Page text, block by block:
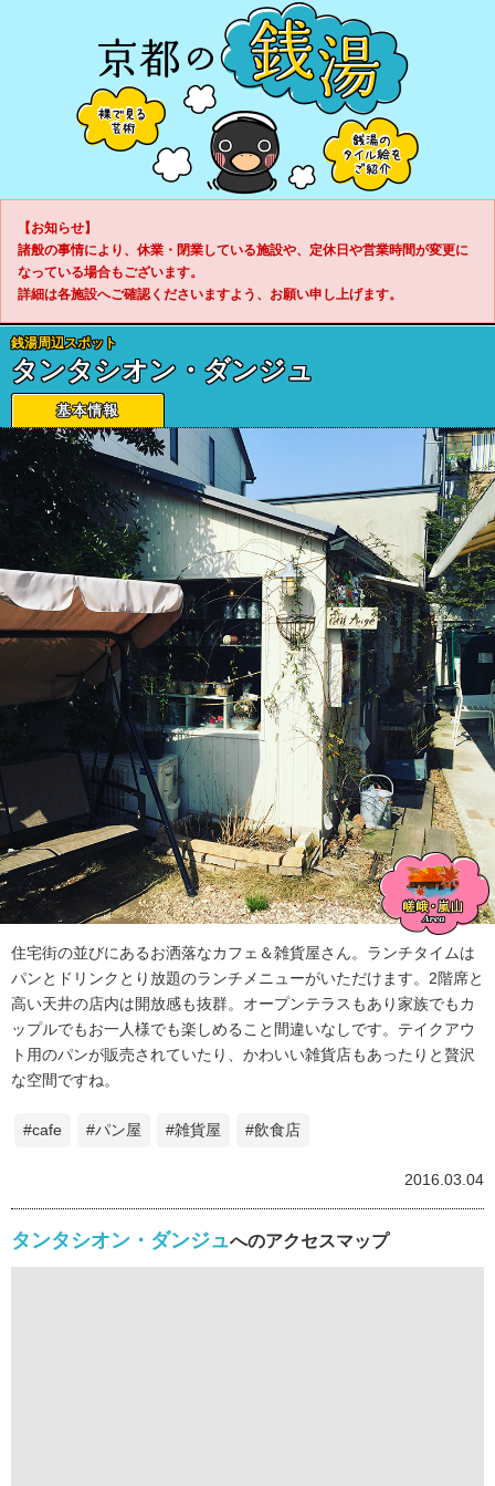
【お知らせ】
諸般の事情により、休業・閉業している施設や、定休日や営業時間が変更に
なっている場合もございます。
詳細は各施設へご確認くださいますよう、お願い申し上げます。
銭湯周辺スポット
タンタシオン・ダンジュ
住宅街の並びにあるお洒落なカフェ＆雑貨屋さん。ランチタイムは
パンとドリンクとり放題のランチメニューがいただけます。2階席と
高い天井の店内は開放感も抜群。オープンテラスもあり家族でもカ
ップルでもお一人様でも楽しめること間違いなしです。テイクアウ
ト用のパンが販売されていたり、かわいい雑貨店もあったりと贅沢
な空間ですね。
#cafe #パン屋 #雑貨屋 #飲食店
2016.03.04
タンタシオン・ダンジュへのアクセスマップ